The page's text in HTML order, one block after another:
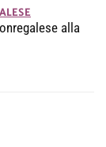
alla